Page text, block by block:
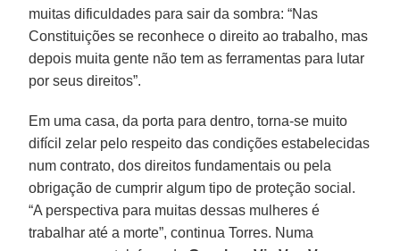
muitas dificuldades para sair da sombra: “Nas
Constituições se reconhece o direito ao trabalho, mas
depois muita gente não tem as ferramentas para lutar
por seus direitos”.
Em uma casa, da porta para dentro, torna-se muito
difícil zelar pelo respeito das condições estabelecidas
num contrato, dos direitos fundamentais ou pela
obrigação de cumprir algum tipo de proteção social.
“A perspectiva para muitas dessas mulheres é
trabalhar até a morte”, continua Torres. Numa